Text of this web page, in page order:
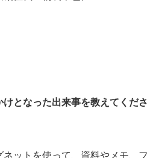
となった出来事を教えてくださ
ットを使って、資料やメモ、フ